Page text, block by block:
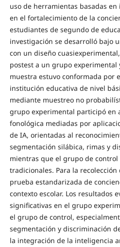
uso de herramientas basadas
en el fortalecimiento de la
estudiantes de segundo de
investigación se desarrolló bajo
con un diseño
postest a un grupo experimental
muestra estuvo conformada por
institución educativa de nivel
mediante muestreo no
grupo experimental participó en
fonológica mediadas por
de IA, orientadas al
segmentación silábica, rimas y
mientras que el grupo de
tradicionales. Para la
prueba estandarizada de
contexto escolar. Los resultados
significativas en el grupo
el grupo de control,
segmentación y discriminación
la integración de la inteligencia